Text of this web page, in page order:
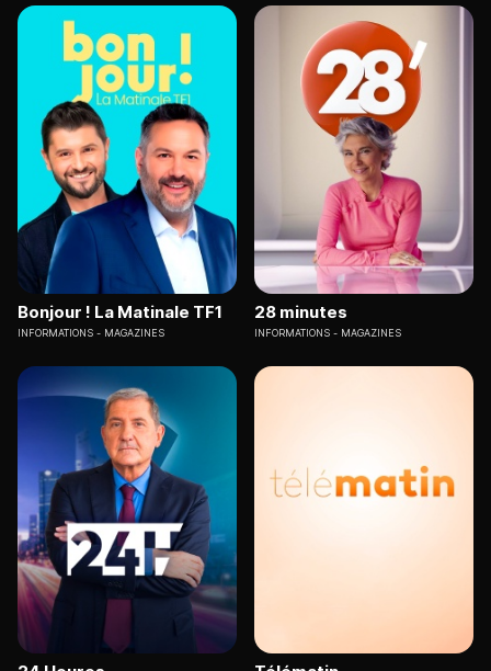
Bonjour ! La Matinale TF1
INFORMATIONS MAGAZINES
28 minutes
INFORMATIONS MAGAZINES